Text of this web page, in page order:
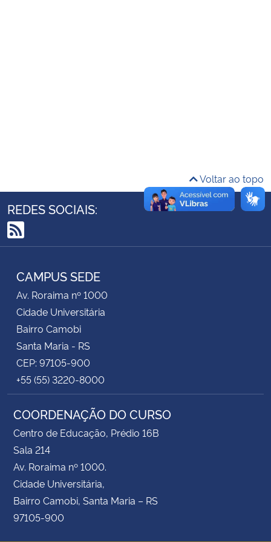
Controladoria-Geral da União
Secretaria-Geral
Secretaria de Governo
Gabinete de Segurança Institucional
Advocacia-Geral da União
Voltar ao topo
REDES SOCIAIS:
RSS
CAMPUS SEDE
Av. Roraima nº 1000
Cidade Universitária
Bairro Camobi
Santa Maria - RS
CEP: 97105-900
+55 (55) 3220-8000
COORDENAÇÃO DO CURSO
Centro de Educação, Prédio 16B
Sala 214
Av. Roraima nº 1000.
Cidade Universitária,
Bairro Camobi, Santa Maria – RS
97105-900